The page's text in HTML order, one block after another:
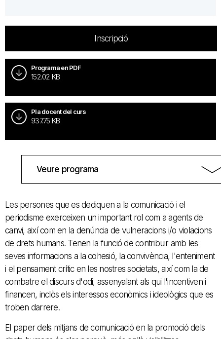
Inscripció
Programa en PDF
152.02 KB
Pla docent del curs
937.75 KB
Veure programa
Les persones que es dediquen a la comunicació i el
periodisme exerceixen un important rol com a agents de
canvi, així com en la denúncia de vulneracions i/o violacions
de drets humans. Tenen la funció de contribuir amb les
seves informacions a la cohesió, la convivència, l'enteniment
i el pensament crític en les nostres societats, així com la de
combatre el discurs d'odi, assenyalant als qui l'incentiven i
financen, inclòs els interessos econòmics i ideològics que es
troben darrere.
El paper dels mitjans de comunicació en la promoció dels